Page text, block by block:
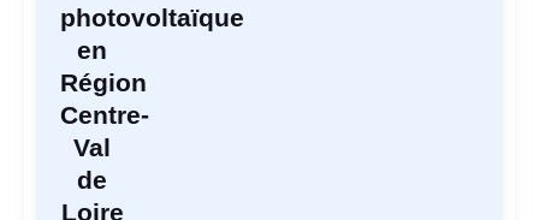
photovoltaïque
en
Région
Centre-
Val
de
Loire